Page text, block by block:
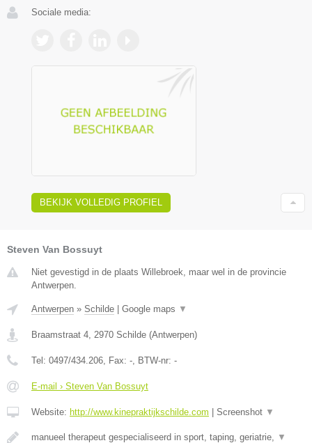
Sociale media:
BEKIJK VOLLEDIG PROFIEL
Steven Van Bossuyt
Niet gevestigd in de plaats Willebroek, maar wel in de provincie
Antwerpen.
Antwerpen » Schilde Google maps ▼
Braamstraat 4 2970 Schilde (Antwerpen)
Tel: 0497/434.206 , Fax: - , BTW-nr: -
E-mail › Steven Van Bossuyt
Website: http://www.kinepraktijkschilde.com Screenshot ▼
manueel therapeut gespecialiseerd in sport, taping, geriatrie, ▼